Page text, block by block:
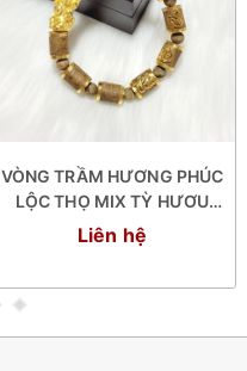
VÒNG TRẦM HƯƠNG PHÚC
LỘC THỌ MIX TỲ HƯƠU
VÀNG
Liên hệ